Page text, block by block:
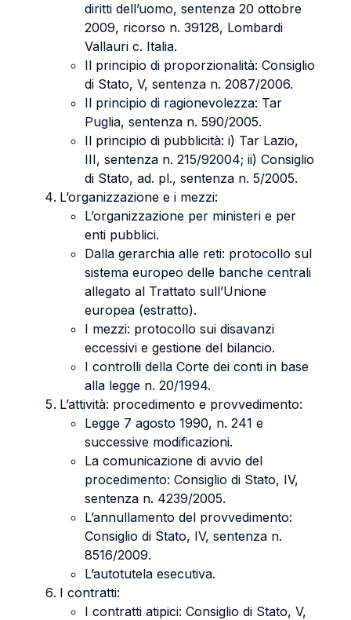
diritti dell’uomo, sentenza 20 ottobre
2009, ricorso n. 39128, Lombardi
Vallauri c. Italia.
Il principio di proporzionalità: Consiglio
di Stato, V, sentenza n. 2087/2006.
Il principio di ragionevolezza: Tar
Puglia, sentenza n. 590/2005.
Il principio di pubblicità: i) Tar Lazio,
III, sentenza n. 215/92004; ii) Consiglio
di Stato, ad. pl., sentenza n. 5/2005.
L’organizzazione e i mezzi:
L’organizzazione per ministeri e per
enti pubblici.
Dalla gerarchia alle reti: protocollo sul
sistema europeo delle banche centrali
allegato al Trattato sull’Unione
europea (estratto).
I mezzi: protocollo sui disavanzi
eccessivi e gestione del bilancio.
I controlli della Corte dei conti in base
alla legge n. 20/1994.
L’attività: procedimento e provvedimento:
Legge 7 agosto 1990, n. 241 e
successive modificazioni.
La comunicazione di avvio del
procedimento: Consiglio di Stato, IV,
sentenza n. 4239/2005.
L’annullamento del provvedimento:
Consiglio di Stato, IV, sentenza n.
8516/2009.
L’autotutela esecutiva.
I contratti:
I contratti atipici: Consiglio di Stato, V,